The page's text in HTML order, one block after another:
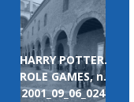
HARRY POTTER.
ROLE GAMES, n.
2001_09_06_024